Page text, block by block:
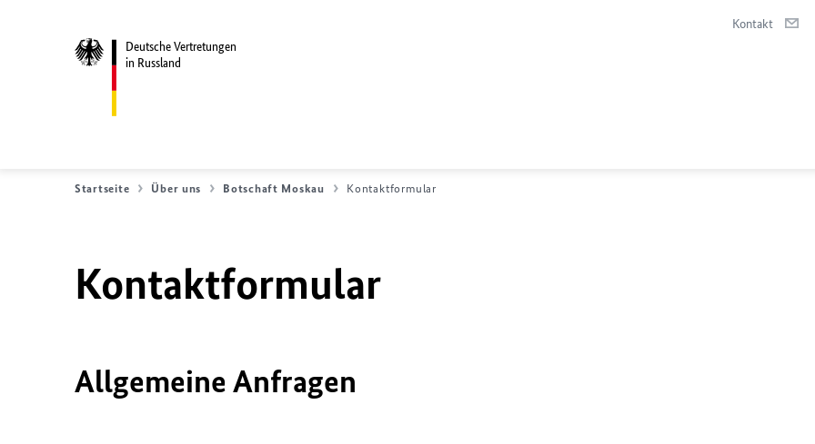
Deutsche Vertretungen
in Russland
Kontakt
Startseite Über uns Botschaft Moskau Kontaktformular
Kontaktformular
Allgemeine Anfragen